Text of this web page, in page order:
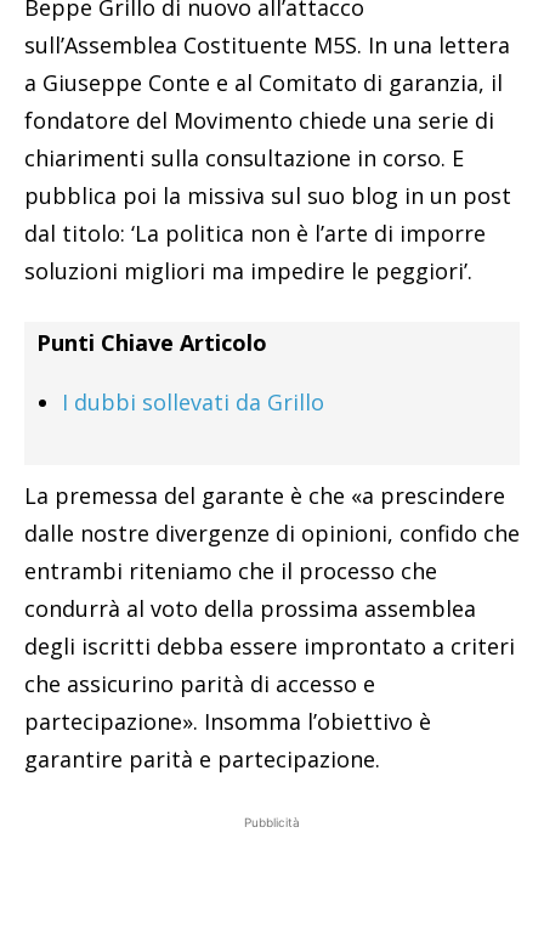
Beppe Grillo di nuovo all’attacco
sull’Assemblea Costituente M5S. In una lettera
a Giuseppe Conte e al Comitato di garanzia, il
fondatore del Movimento chiede una serie di
chiarimenti sulla consultazione in corso. E
pubblica poi la missiva sul suo blog in un post
dal titolo: ‘La politica non è l’arte di imporre
soluzioni migliori ma impedire le peggiori’.
Punti Chiave Articolo
I dubbi sollevati da Grillo
La premessa del garante è che «a prescindere
dalle nostre divergenze di opinioni, confido che
entrambi riteniamo che il processo che
condurrà al voto della prossima assemblea
degli iscritti debba essere improntato a criteri
che assicurino parità di accesso e
partecipazione». Insomma l’obiettivo è
garantire parità e partecipazione.
Pubblicità